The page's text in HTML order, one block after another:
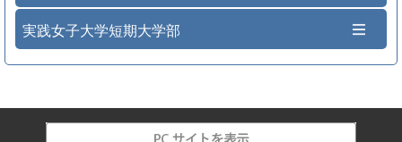
実践女子大学短期大学部